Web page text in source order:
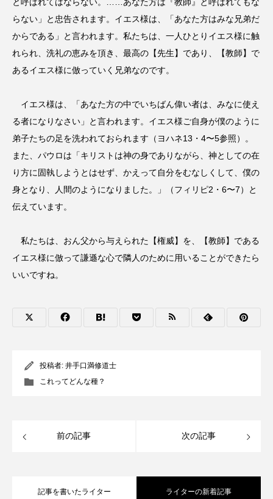
らない」と忠告されます。イエス様は、「あなた方はみな兄弟だ
からである」と言われます。私たちは、一人ひとりイエス様に触
れられ、洗礼の恵みを頂き、最高の【先生】であり、【教師】で
あるイエス様に倣っていく兄弟なのです。
イエス様は、「あなた方の中でいちばん偉い者は、みなに使え
る者になりなさい」と言われます。イエス様ご自身が僕のように
弟子たちの足を洗われておられます（ヨハネ13・4〜5参照）。
また、パウロは「キリストは神の身でありながら、神としての在
り方に固執しようとはせず、かえって自分をむなしくして、僕の
身となり、人間のようになりました。」（フィリピ2・6〜7）と
伝えています。
私たちは、おん父から与えられた【権威】を、【教師】である
イエス様に倣って謙遜な心で隣人のために用いることができたら
いいですね。
投稿者: 井手口満修道士
これってどんな種？
前の記事 次の記事
記事を書いたライター ライターの新着記事